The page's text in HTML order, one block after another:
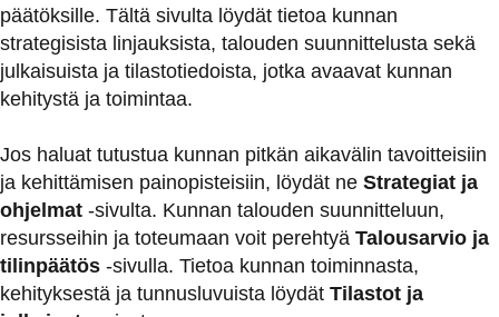
päätöksille. Tältä sivulta löydät tietoa kunnan
strategisista linjauksista, talouden suunnittelusta sekä
julkaisuista ja tilastotiedoista, jotka avaavat kunnan
kehitystä ja toimintaa.
Jos haluat tutustua kunnan pitkän aikavälin tavoitteisiin
ja kehittämisen painopisteisiin, löydät ne Strategiat ja
ohjelmat -sivulta. Kunnan talouden suunnitteluun,
resursseihin ja toteumaan voit perehtyä Talousarvio ja
tilinpäätös -sivulla. Tietoa kunnan toiminnasta,
kehityksestä ja tunnusluvuista löydät Tilastot ja